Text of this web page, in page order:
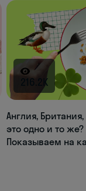
216.2K
Англия,
это одно и то
Показываем на